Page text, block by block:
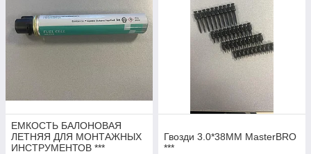
ЕМКОСТЬ БАЛОНОВАЯ
ЛЕТНЯЯ ДЛЯ МОНТАЖНЫХ
ИНСТРУМЕНТОВ ***
Гвозди 3.0*38MM MasterBRO
***